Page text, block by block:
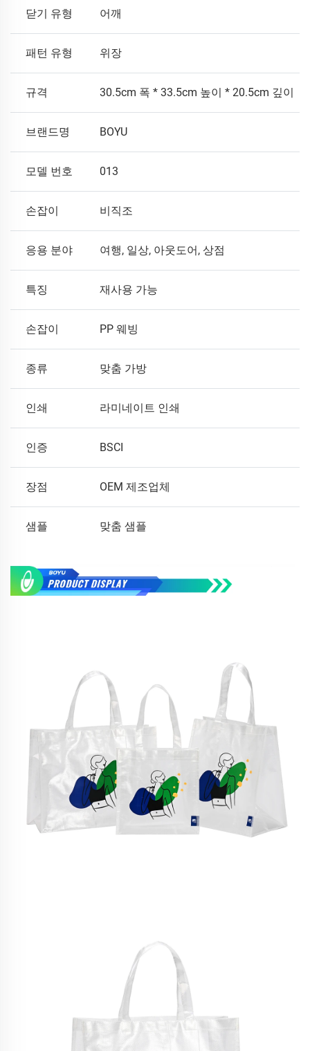
닫기 유형 어깨
패턴 유형 위장
규격 30.5cm 폭 * 33.5cm 높이 * 20.5cm 깊이
브랜드명 BOYU
모델 번호 013
손잡이 비직조
응용 분야 여행, 일상, 아웃도어, 상점
특징 재사용 가능
손잡이 PP 웨빙
종류 맞춤 가방
인쇄 라미네이트 인쇄
인증 BSCI
장점 OEM 제조업체
샘플 맞춤 샘플